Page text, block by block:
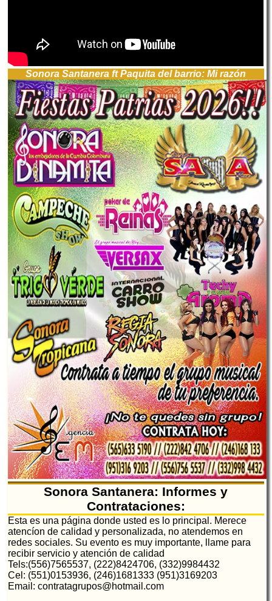
Sonora Santanera ft Paquita del barrio: Mi razón
Sonora Santanera: Informes y
Contrataciones:
Esta es una página donde usted es lo principal. Merece
atencíon de calidad y personalizada, no atendemos en
redes sociales. Su evento es muy importante, llame para
recibir servicio y atención de calidad
Tels:(556)7565537, (222)8424706, (332)9984432
Cel: (551)0153936, (246)1681333 (951)3169203
Email: contratagrupos@hotmail.com